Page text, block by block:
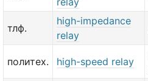
тлф.
high-impedance
relay
политех. high-speed relay